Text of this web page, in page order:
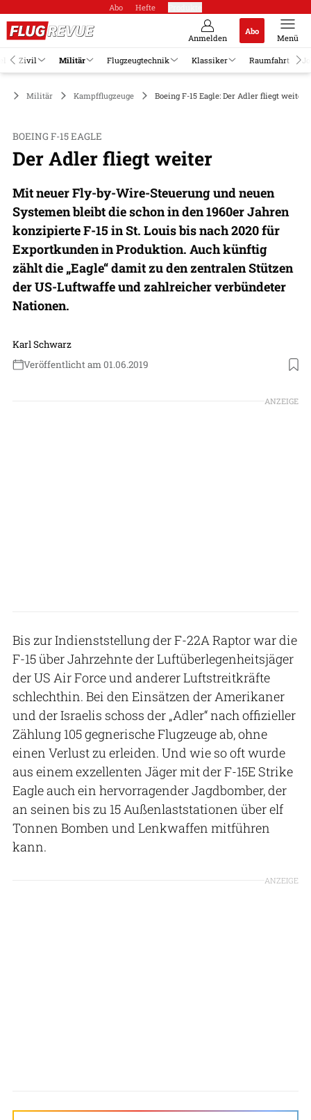
Abo Hefte
Anmelden
Abo
Menü
Zivil Militär Flugzeugtechnik Klassiker Raumfahrt
Militär Kampfflugzeuge Boeing F-15 Eagle: Der Adler fliegt weiter
BOEING F-15 EAGLE
Der Adler fliegt weiter
Mit neuer Fly-by-Wire-Steuerung und neuen
Systemen bleibt die schon in den 1960er Jahren
konzipierte F-15 in St. Louis bis nach 2020 für
Exportkunden in Produktion. Auch künftig
zählt die „Eagle“ damit zu den zentralen Stützen
der US-Luftwaffe und zahlreicher verbündeter
Nationen.
Karl Schwarz
Veröffentlicht am 01.06.2019
Foto: US Air Force
ANZEIGE
Bis zur Indienststellung der F-22A Raptor war die
F-15 über Jahrzehnte der Luftüberlegenheitsjäger
der US Air Force und anderer Luftstreitkräfte
schlechthin. Bei den Einsätzen der Amerikaner
und der Israelis schoss der „Adler“ nach offizieller
Zählung 105 gegnerische Flugzeuge ab, ohne
einen Verlust zu erleiden. Und wie so oft wurde
aus einem exzellenten Jäger mit der F-15E Strike
Eagle auch ein hervorragender Jagdbomber, der
an seinen bis zu 15 Außenlaststationen über elf
Tonnen Bomben und Lenkwaffen mitführen
kann.
ANZEIGE